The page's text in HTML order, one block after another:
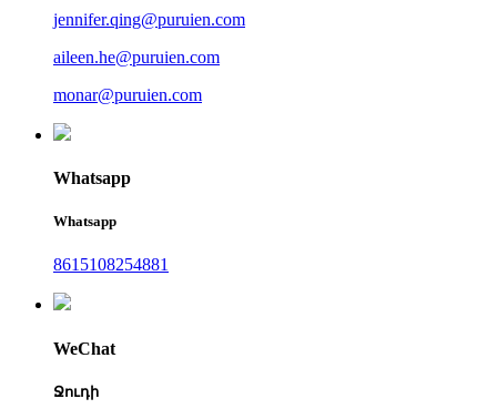
jennifer.qing@puruien.com
aileen.he@puruien.com
monar@puruien.com
Whatsapp
Whatsapp
8615108254881
WeChat
Ջուդի